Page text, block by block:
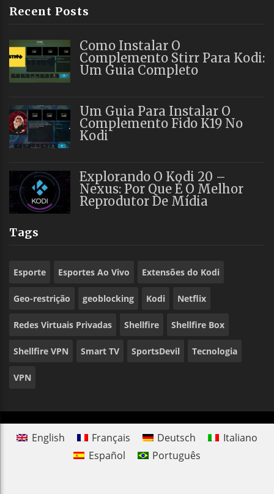
Recent Posts
Como Instalar O
Complemento Stirr Para Kodi:
Um Guia Completo
Um Guia Para Instalar O
Complemento Fido K19 No
Kodi
Explorando O Kodi 20 –
Nexus: Por Que É O Melhor
Reprodutor De Mídia
Tags
Esporte Esportes Ao Vivo Extensões do Kodi
Geo-restrição geoblocking Kodi Netflix
Redes Virtuais Privadas Shellfire Shellfire Box
Shellfire VPN Smart TV SportsDevil Tecnologia
VPN
English Français Deutsch
Italiano
Español
Português